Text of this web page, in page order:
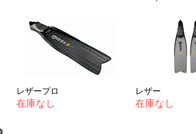
レザープロ
在庫なし
レザー
在庫なし